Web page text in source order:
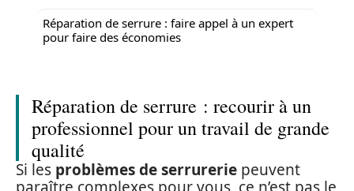
Réparation de serrure : faire appel à un expert
pour faire des économies
Réparation de serrure : recourir à un
professionnel pour un travail de grande
qualité
Si les problèmes de serrurerie peuvent